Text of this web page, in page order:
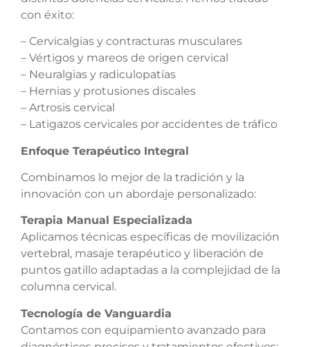
con éxito:
– Cervicalgias y contracturas musculares
– Vértigos y mareos de origen cervical
– Neuralgias y radiculopatías
– Hernias y protusiones discales
– Artrosis cervical
– Latigazos cervicales por accidentes de tráfico
Enfoque Terapéutico Integral
Combinamos lo mejor de la tradición y la
innovación con un abordaje personalizado:
Terapia Manual Especializada
Aplicamos técnicas específicas de movilización
vertebral, masaje terapéutico y liberación de
puntos gatillo adaptadas a la complejidad de la
columna cervical.
Tecnología de Vanguardia
Contamos con equipamiento avanzado para